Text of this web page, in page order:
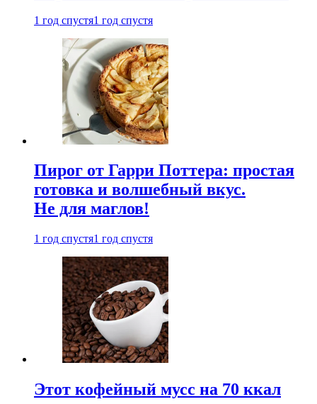
1 год спустя1 год спустя
Пирог от Гарри Поттера: простая
готовка и волшебный вкус.
Не для маглов!
1 год спустя1 год спустя
Этот кофейный мусс на 70 ккал